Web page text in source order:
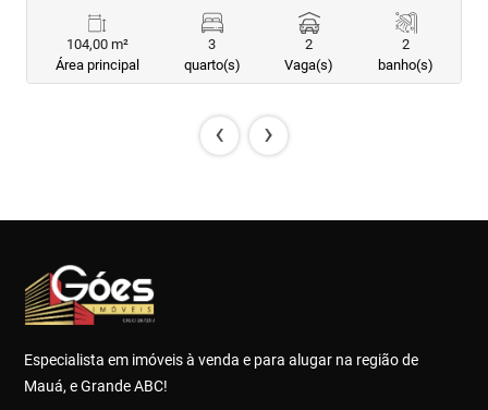
104,00 m²
Área principal
3
quarto(s)
2
Vaga(s)
2
banho(s)
‹ ›
Especialista em imóveis à venda e para alugar na região de
Mauá, e Grande ABC!